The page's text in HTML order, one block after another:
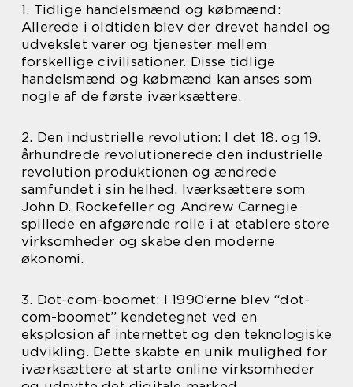
1. Tidlige handelsmænd og købmænd:
Allerede i oldtiden blev der drevet handel og
udvekslet varer og tjenester mellem
forskellige civilisationer. Disse tidlige
handelsmænd og købmænd kan anses som
nogle af de første iværksættere.
2. Den industrielle revolution: I det 18. og 19.
århundrede revolutionerede den industrielle
revolution produktionen og ændrede
samfundet i sin helhed. Iværksættere som
John D. Rockefeller og Andrew Carnegie
spillede en afgørende rolle i at etablere store
virksomheder og skabe den moderne
økonomi.
3. Dot-com-boomet: I 1990’erne blev “dot-
com-boomet” kendetegnet ved en
eksplosion af internettet og den teknologiske
udvikling. Dette skabte en unik mulighed for
iværksættere at starte online virksomheder